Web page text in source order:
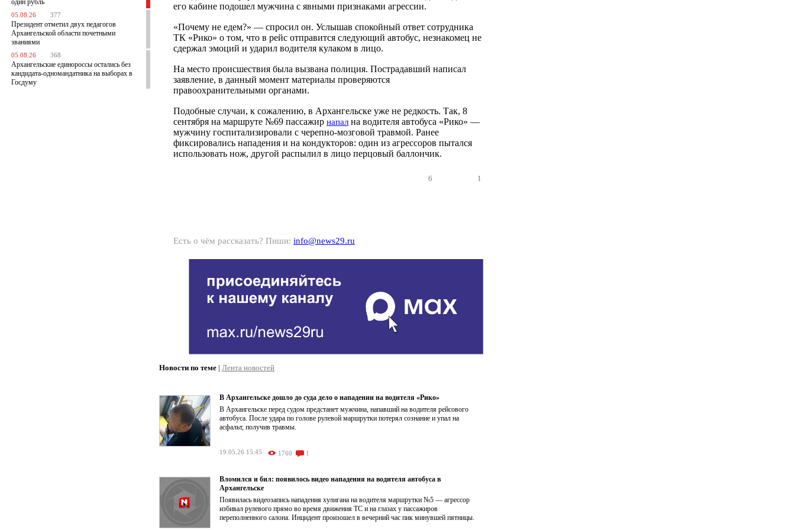
один рубль
05.08.26 377
Президент отметил двух педагогов
Архангельской области почетными
званиями
05.08.26 368
Архангельские единороссы остались без
кандидата-одномандатника на выборах в
Госдуму
его кабине подошел мужчина с явными признаками агрессии.
«Почему не едем?» — спросил он. Услышав спокойный ответ сотрудника
ТК «Рико» о том, что в рейс отправится следующий автобус, незнакомец не
сдержал эмоций и ударил водителя кулаком в лицо.
На место происшествия была вызвана полиция. Пострадавший написал
заявление, в данный момент материалы проверяются
правоохранительными органами.
Подобные случаи, к сожалению, в Архангельске уже не редкость. Так, 8
сентября на маршруте №69 пассажир напал на водителя автобуса «Рико» —
мужчину госпитализировали с черепно-мозговой травмой. Ранее
фиксировались нападения и на кондукторов: один из агрессоров пытался
использовать нож, другой распылил в лицо перцовый баллончик.
6 1
Есть о чём рассказать? Пиши: info@news29.ru
Новости по теме | Лента новостей
В Архангельске дошло до суда дело о нападении на водителя «Рико»
В Архангельске перед судом предстанет мужчина, напавший на водителя рейсового
автобуса. После удара по голове рулевой маршрутки потерял сознание и упал на
асфальт, получив травмы.
19.05.26 15:45 1760 1
Вломился и бил: появилось видео нападения на водителя автобуса в
Архангельске
Появилась видеозапись нападения хулигана на водителя маршрутки №5 — агрессор
избивал рулевого прямо во время движения ТС и на глазах у пассажиров
переполненного салона. Инцидент произошел в вечерний час пик минувшей пятницы.